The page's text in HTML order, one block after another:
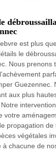
est plus
le
Nous prenons
Guezennec.
aux plus
votre
propagation
végétales
chacune de